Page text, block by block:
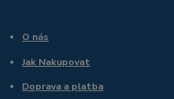
O nás
Jak Nakupovat
Doprava a platba